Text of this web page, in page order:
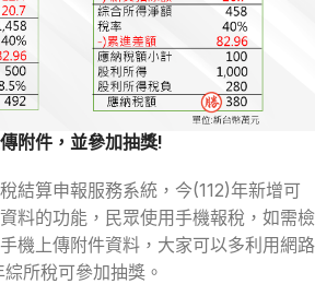
附件，並參加抽獎!
結算申報服務系統，今(112)年新增可
料的功能，民眾使用手機報稅，如需檢
機上傳附件資料，大家可以多利用網路
所稅可參加抽獎。